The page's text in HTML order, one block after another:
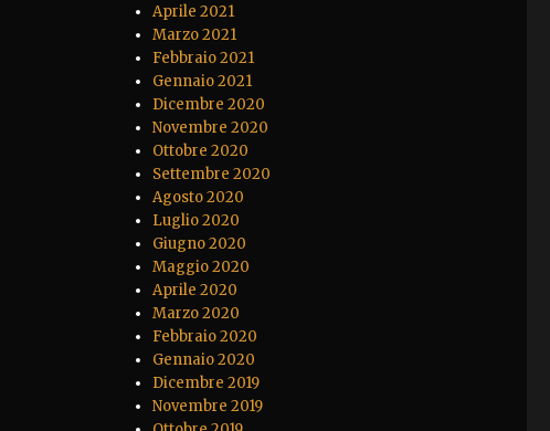
Aprile 2021
Marzo 2021
Febbraio 2021
Gennaio 2021
Dicembre 2020
Novembre 2020
Ottobre 2020
Settembre 2020
Agosto 2020
Luglio 2020
Giugno 2020
Maggio 2020
Aprile 2020
Marzo 2020
Febbraio 2020
Gennaio 2020
Dicembre 2019
Novembre 2019